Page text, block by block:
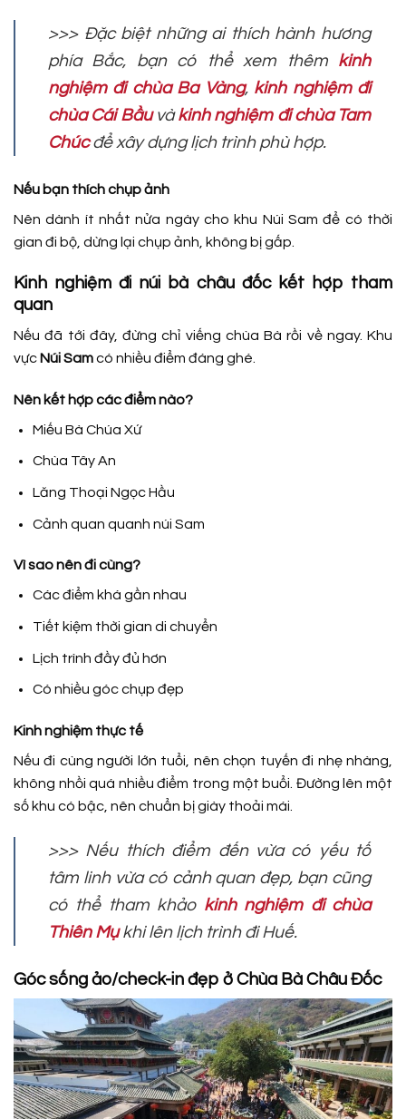
>>> Đặc biệt những ai thích hành hương
phía Bắc, bạn có thể xem thêm kinh
nghiệm đi chùa Ba Vàng, kinh nghiệm đi
chùa Cái Bầuvàkinh nghiệm đi chùa Tam
Chúcđể xây dựng lịch trình phù hợp.
Nếu bạn thích chụp ảnh
Nên dành ít nhất nửa ngày cho khu Núi Sam để có thời
gian đi bộ, dừng lại chụp ảnh, không bị gấp.
Kinh nghiệm đi núi bà châu đốc kết hợp tham
quan
Nếu đã tới đây, đừng chỉ viếng chùa Bà rồi về ngay. Khu
vực Núi Samcó nhiều điểm đáng ghé.
Nên kết hợp các điểm nào?
Miếu Bà Chúa Xứ
Chùa Tây An
Lăng Thoại Ngọc Hầu
Cảnh quan quanh núi Sam
Vì sao nên đi cùng?
Các điểm khá gần nhau
Tiết kiệm thời gian di chuyển
Lịch trình đầy đủ hơn
Có nhiều góc chụp đẹp
Kinh nghiệm thực tế
Nếu đi cùng người lớn tuổi, nên chọn tuyến đi nhẹ nhàng,
không nhồi quá nhiều điểm trong một buổi. Đường lên một
số khu có bậc, nên chuẩn bị giày thoải mái.
>>> Nếu thích điểm đến vừa có yếu tố
tâm linh vừa có cảnh quan đẹp, bạn cũng
có thể tham khảo kinh nghiệm đi chùa
Thiên Mụkhi lên lịch trình đi Huế.
Góc sống ảo/check-in đẹp ở Chùa Bà Châu Đốc